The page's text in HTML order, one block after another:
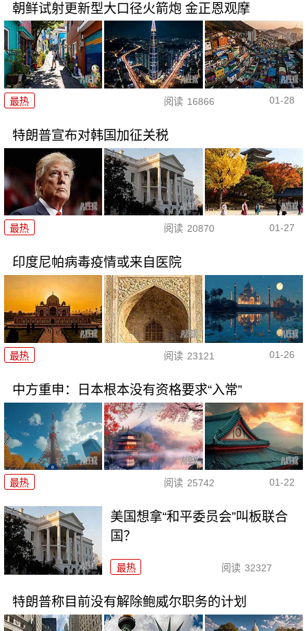
朝鲜试射更新型大口径火箭炮 金正恩观摩
最热 阅读 16866 01-28
特朗普宣布对韩国加征关税
最热 阅读 20870 01-27
印度尼帕病毒疫情或来自医院
最热 阅读 23121 01-26
中方重申：日本根本没有资格要求“入常”
最热 阅读 25742 01-22
美国想拿“和平委员会”叫板联合
国？
最热 阅读 32327
特朗普称目前没有解除鲍威尔职务的计划